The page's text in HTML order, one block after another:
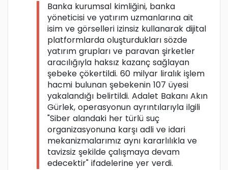
Banka kurumsal kimliğini, banka
yöneticisi ve yatırım uzmanlarına ait
isim ve görselleri izinsiz kullanarak dijital
platformlarda oluşturdukları sözde
yatırım grupları ve paravan şirketler
aracılığıyla haksız kazanç sağlayan
şebeke çökertildi. 60 milyar liralık işlem
hacmi bulunan şebekenin 107 üyesi
yakalandığı belirtildi. Adalet Bakanı Akın
Gürlek, operasyonun ayrıntılarıyla ilgili
"Siber alandaki her türlü suç
organizasyonuna karşı adli ve idari
mekanizmalarımız aynı kararlılıkla ve
tavizsiz şekilde çalışmaya devam
edecektir" ifadelerine yer verdi.